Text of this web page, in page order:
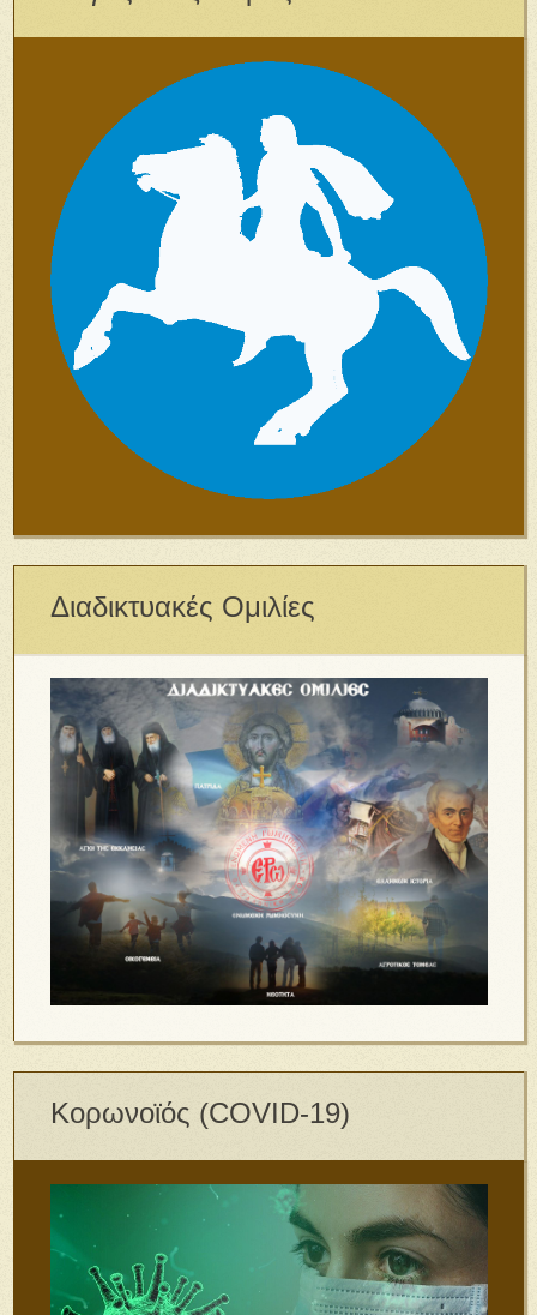
Διαδικτυακές Ομιλίες
Κορωνοϊός (COVID-19)